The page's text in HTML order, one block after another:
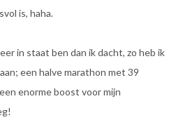
is, haha.
in staat ben dan ik dacht, zo heb ik
een halve marathon met 39
enorme boost voor mijn